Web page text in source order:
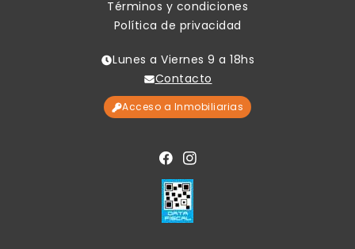
Términos y condiciones
Política de privacidad
Lunes a Viernes 9 a 18hs
Contacto
Acceso a Inmobiliarias